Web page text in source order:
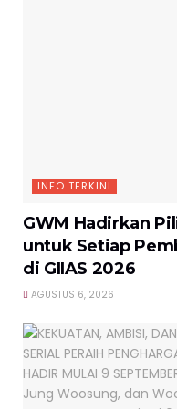
INFO TERKINI
GWM Hadirkan
untuk Setiap
di GIIAS 2026
AGUSTUS 6, 2026